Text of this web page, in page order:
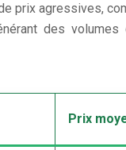
prix agressives,
des
Prix